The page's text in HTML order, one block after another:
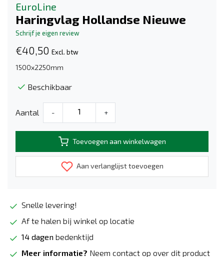
EuroLine
Haringvlag Hollandse Nieuwe
Schrijf je eigen review
€40,50 Excl. btw
1500x2250mm
Beschikbaar
Aantal - +
Toevoegen aan winkelwagen
Aan verlanglijst toevoegen
Snelle levering!
Af te halen bij winkel op locatie
14 dagen bedenktijd
Meer informatie? Neem contact op over dit product